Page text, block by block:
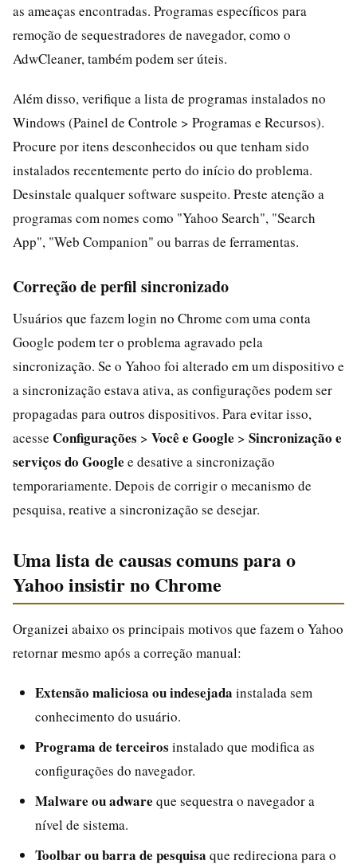
as ameaças encontradas. Programas específicos para
remoção de sequestradores de navegador, como o
AdwCleaner, também podem ser úteis.
Além disso, verifique a lista de programas instalados no
Windows (Painel de Controle > Programas e Recursos).
Procure por itens desconhecidos ou que tenham sido
instalados recentemente perto do início do problema.
Desinstale qualquer software suspeito. Preste atenção a
programas com nomes como "Yahoo Search", "Search
App", "Web Companion" ou barras de ferramentas.
Correção de perfil sincronizado
Usuários que fazem login no Chrome com uma conta
Google podem ter o problema agravado pela
sincronização. Se o Yahoo foi alterado em um dispositivo e
a sincronização estava ativa, as configurações podem ser
propagadas para outros dispositivos. Para evitar isso,
acesse Configurações > Você e Google > Sincronização e
serviços do Google e desative a sincronização
temporariamente. Depois de corrigir o mecanismo de
pesquisa, reative a sincronização se desejar.
Uma lista de causas comuns para o
Yahoo insistir no Chrome
Organizei abaixo os principais motivos que fazem o Yahoo
retornar mesmo após a correção manual:
Extensão maliciosa ou indesejada instalada sem
conhecimento do usuário.
Programa de terceiros instalado que modifica as
configurações do navegador.
Malware ou adware que sequestra o navegador a
nível de sistema.
Toolbar ou barra de pesquisa que redireciona para o